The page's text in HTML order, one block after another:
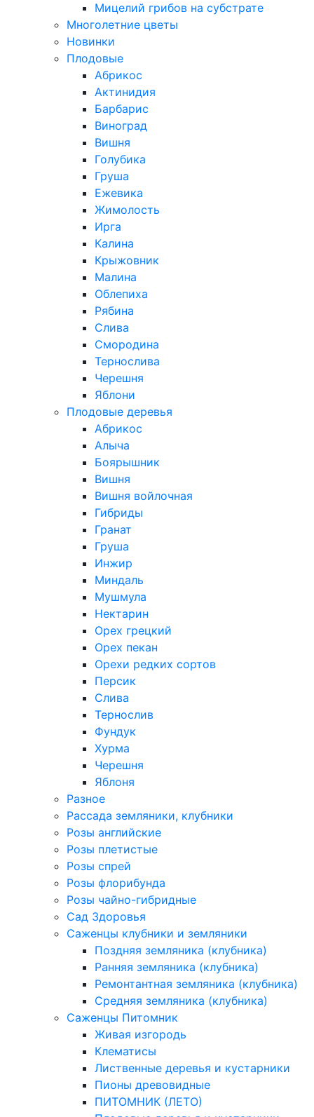
Мицелий грибов на субстрате
Многолетние цветы
Новинки
Плодовые
Абрикос
Актинидия
Барбарис
Виноград
Вишня
Голубика
Груша
Ежевика
Жимолость
Ирга
Калина
Крыжовник
Малина
Облепиха
Рябина
Слива
Смородина
Тернослива
Черешня
Яблони
Плодовые деревья
Абрикос
Алыча
Боярышник
Вишня
Вишня войлочная
Гибриды
Гранат
Груша
Инжир
Миндаль
Мушмула
Нектарин
Орех грецкий
Орех пекан
Орехи редких сортов
Персик
Слива
Тернослив
Фундук
Хурма
Черешня
Яблоня
Разное
Рассада земляники, клубники
Розы английские
Розы плетистые
Розы спрей
Розы флорибунда
Розы чайно-гибридные
Сад Здоровья
Саженцы клубники и земляники
Поздняя земляника (клубника)
Ранняя земляника (клубника)
Ремонтантная земляника (клубника)
Средняя земляника (клубника)
Саженцы Питомник
Живая изгородь
Клематисы
Лиственные деревья и кустарники
Пионы древовидные
ПИТОМНИК (ЛЕТО)